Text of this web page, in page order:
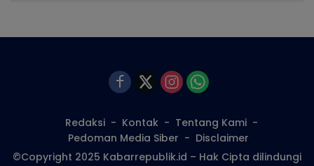
Redaksi Kontak
Tentang Kami
Pedoman Media Siber
Disclaimer
©Copyright 2025 Kabarrepublik.id – Hak Cipta dilindungi